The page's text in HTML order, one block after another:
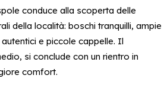
conduce alla scoperta delle
della località: boschi tranquilli, ampie
e piccole cappelle. Il
si conclude con un rientro in
comfort.